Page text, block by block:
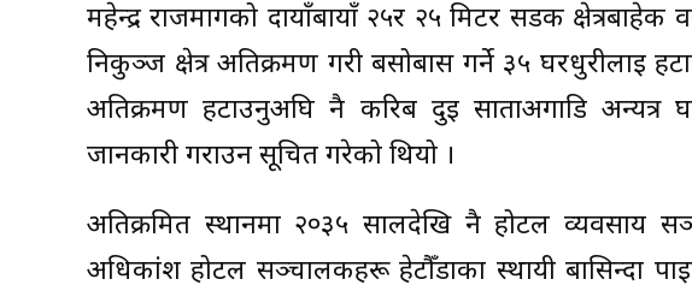
महेन्द्र राजमार्गको दायाँबायाँ २५र २५ मिटर सडक क्षेत्रबाहेक
निकुञ्ज क्षेत्र अतिक्रमण गरी बसोबास गर्ने ३५ घरधुरीलाई
अतिक्रमण हटाउनुअघि नै करिब दुई साताअगाडि अन्यत्र
जानकारी गराउन सूचित गरेको थियो ।
अतिक्रमित स्थानमा २०३५ सालदेखि नै होटल व्यवसाय
अधिकांश होटल सञ्चालकहरू हेटौँडाका स्थायी बासिन्दा